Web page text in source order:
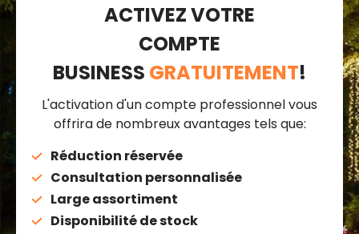
ACTIVEZ VOTRE
COMPTE
BUSINESS GRATUITEMENT!
L'activation d'un compte professionnel vous
offrira de nombreux avantages tels que:
Réduction réservée
Consultation personnalisée
Large assortiment
Disponibilité de stock